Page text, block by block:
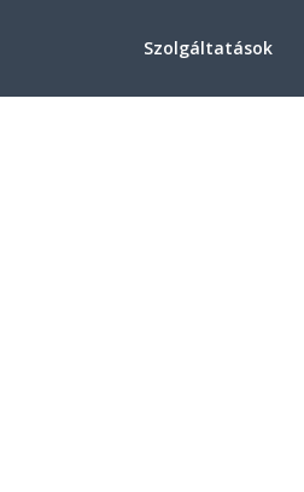
Szolgáltatások